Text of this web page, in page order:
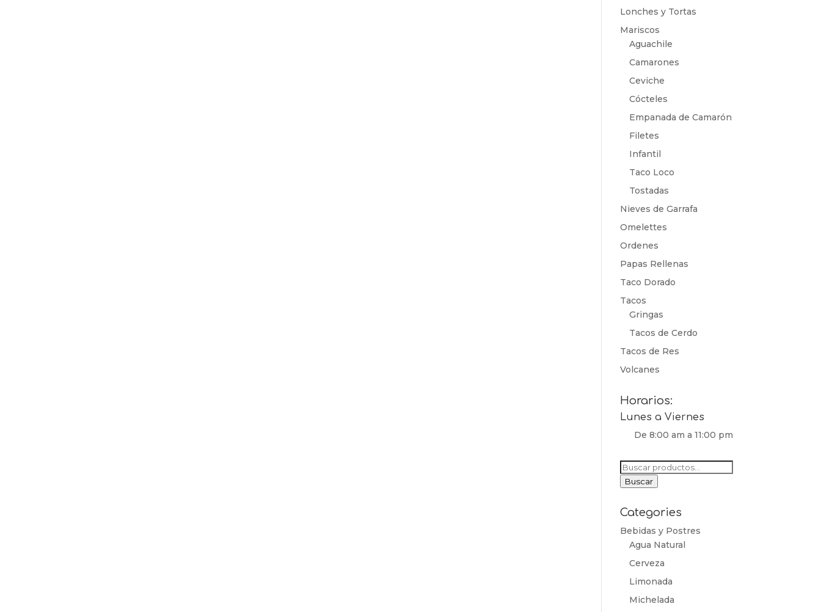
Lonches y Tortas
Mariscos
Aguachile
Camarones
Ceviche
Cócteles
Empanada de Camarón
Filetes
Infantil
Taco Loco
Tostadas
Nieves de Garrafa
Omelettes
Ordenes
Papas Rellenas
Taco Dorado
Tacos
Gringas
Tacos de Cerdo
Tacos de Res
Volcanes
Horarios:
Lunes a Viernes
De 8:00 am a 11:00 pm
Buscar
por:
Buscar
Categories
Bebidas y Postres
Agua Natural
Cerveza
Limonada
Michelada